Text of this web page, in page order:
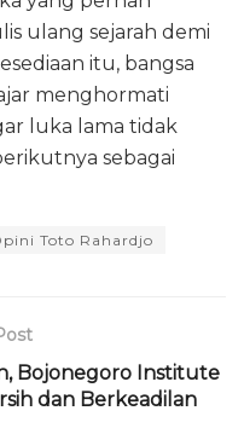
ulang sejarah demi
itu, bangsa
menghormati
luka lama tidak
sebagai
Toto Rahardjo
Bojonegoro Institute
dan Berkeadilan